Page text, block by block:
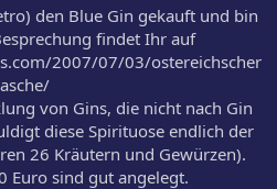
den Blue Gin gekauft und bin
findet Ihr auf
2007/07/03/ostereichscher
von Gins, die nicht nach Gin
diese Spirituose endlich der
26 Kräutern und Gewürzen).
Euro sind gut angelegt.